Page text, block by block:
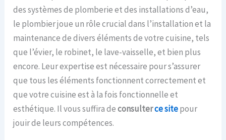
des systèmes de plomberie et des installations d’eau,
le plombier joue un rôle crucial dans l’installation et la
maintenance de divers éléments de votre cuisine, tels
que l’évier, le robinet, le lave-vaisselle, et bien plus
encore. Leur expertise est nécessaire pour s’assurer
que tous les éléments fonctionnent correctement et
que votre cuisine est à la fois fonctionnelle et
esthétique. Il vous suffira deconsulterce sitepour
jouir de leurs compétences.